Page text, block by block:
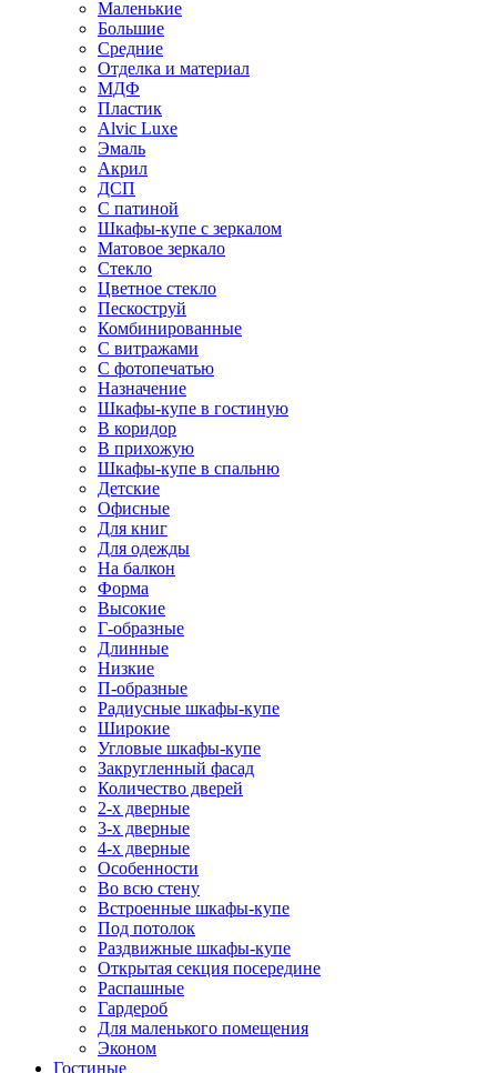
Маленькие
Большие
Средние
Отделка и материал
МДФ
Пластик
Alvic Luxe
Эмаль
Акрил
ДСП
С патиной
Шкафы-купе с зеркалом
Матовое зеркало
Стекло
Цветное стекло
Пескоструй
Комбинированные
С витражами
С фотопечатью
Назначение
Шкафы-купе в гостиную
В коридор
В прихожую
Шкафы-купе в спальню
Детские
Офисные
Для книг
Для одежды
На балкон
Форма
Высокие
Г-образные
Длинные
Низкие
П-образные
Радиусные шкафы-купе
Широкие
Угловые шкафы-купе
Закругленный фасад
Количество дверей
2-х дверные
3-х дверные
4-х дверные
Особенности
Во всю стену
Встроенные шкафы-купе
Под потолок
Раздвижные шкафы-купе
Открытая секция посередине
Распашные
Гардероб
Для маленького помещения
Эконом
Гостиные